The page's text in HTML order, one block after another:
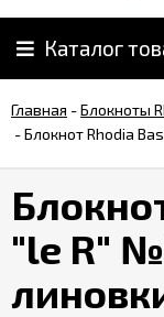
Возврат
Обзоры
ручек
Контакты
Каталог
Главная -Блокноты
-Блокнот Rhodia
"le R"